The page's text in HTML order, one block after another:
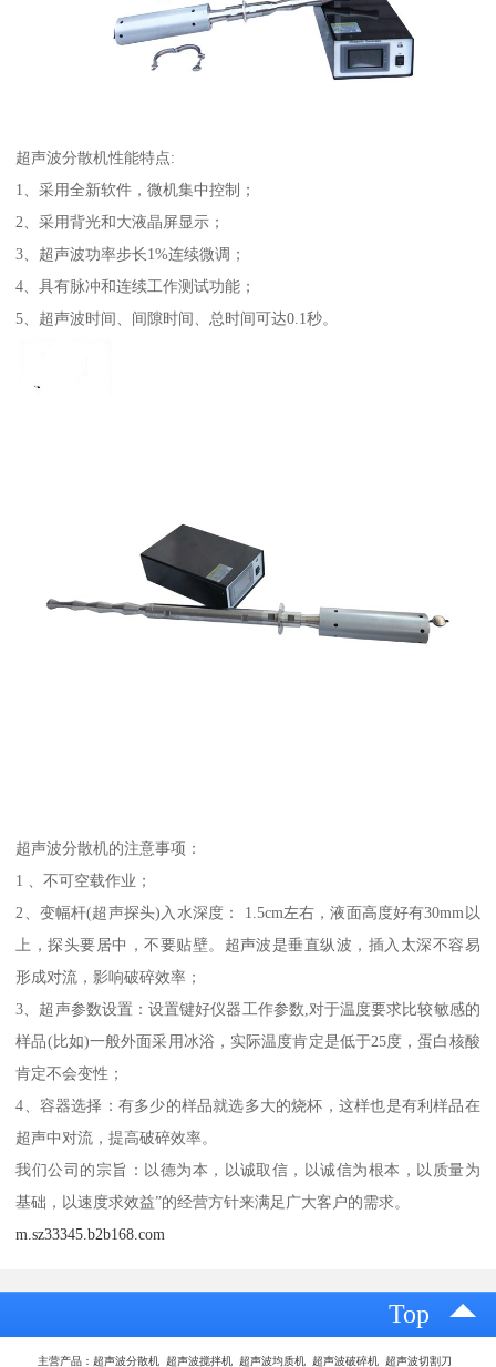
超声波分散机性能特点:
1、采用全新软件，微机集中控制；
2、采用背光和大液晶屏显示；
3、超声波功率步长1%连续微调；
4、具有脉冲和连续工作测试功能；
5、超声波时间、间隙时间、总时间可达0.1秒。
超声波分散机的注意事项：
1 、不可空载作业；
2、变幅杆(超声探头)入水深度： 1.5cm左右，液面高度好有30mm以
上，探头要居中，不要贴壁。超声波是垂直纵波，插入太深不容易
形成对流，影响破碎效率；
3、超声参数设置：设置键好仪器工作参数,对于温度要求比较敏感的
样品(比如)一般外面采用冰浴，实际温度肯定是低于25度，蛋白核酸
肯定不会变性；
4、容器选择：有多少的样品就选多大的烧杯，这样也是有利样品在
超声中对流，提高破碎效率。
我们公司的宗旨：以德为本，以诚取信，以诚信为根本，以质量为
基础，以速度求效益”的经营方针来满足广大客户的需求。
m.sz33345.b2b168.com
Top
主营产品：超声波分散机 超声波搅拌机 超声波均质机 超声波破碎机 超声波切割刀